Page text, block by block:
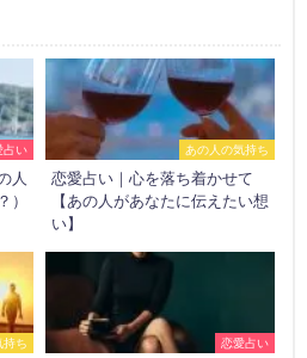
占い
人
）
あの人の気持ち
恋愛占い｜心を落ち着かせて
【あの人があなたに伝えたい想
い】
ち 恋愛占い